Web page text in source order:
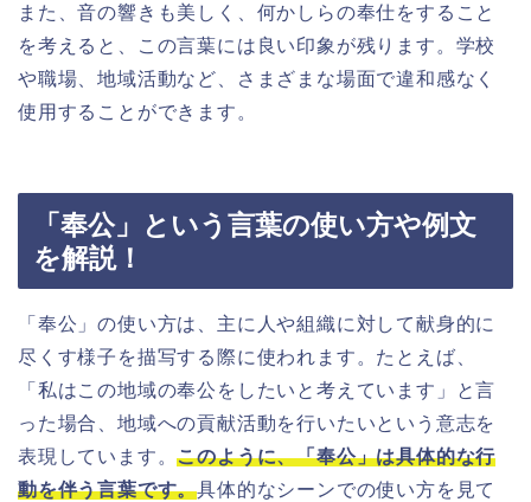
また、音の響きも美しく、何かしらの奉仕をすること
を考えると、この言葉には良い印象が残ります。学校
や職場、地域活動など、さまざまな場面で違和感なく
使用することができます。
「奉公」という言葉の使い方や例文
を解説！
「奉公」の使い方は、主に人や組織に対して献身的に
尽くす様子を描写する際に使われます。たとえば、
「私はこの地域の奉公をしたいと考えています」と言
った場合、地域への貢献活動を行いたいという意志を
表現しています。このように、「奉公」は具体的な行
動を伴う言葉です。具体的なシーンでの使い方を見て